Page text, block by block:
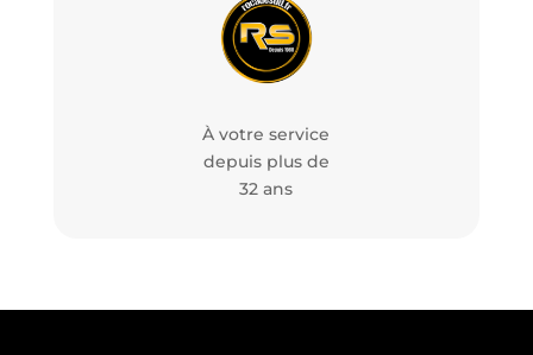
À votre service
depuis plus de
32 ans